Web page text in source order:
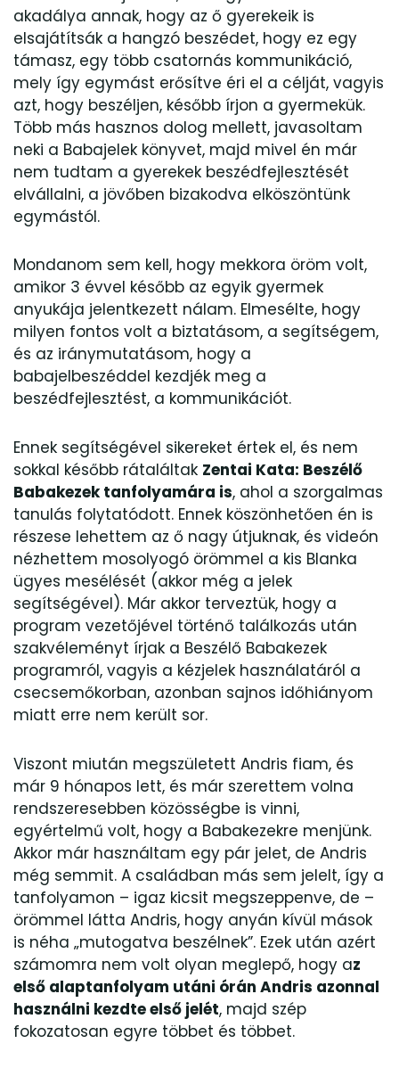
akadálya annak, hogy az ő gyerekeik is
elsajátítsák a hangzó beszédet, hogy ez egy
támasz, egy több csatornás kommunikáció,
mely így egymást erősítve éri el a célját, vagyis
azt, hogy beszéljen, később írjon a gyermekük.
Több más hasznos dolog mellett, javasoltam
neki a Babajelek könyvet, majd mivel én már
nem tudtam a gyerekek beszédfejlesztését
elvállalni, a jövőben bizakodva elköszöntünk
egymástól.
Mondanom sem kell, hogy mekkora öröm volt,
amikor 3 évvel később az egyik gyermek
anyukája jelentkezett nálam. Elmesélte, hogy
milyen fontos volt a biztatásom, a segítségem,
és az iránymutatásom, hogy a
babajelbeszéddel kezdjék meg a
beszédfejlesztést, a kommunikációt.
Ennek segítségével sikereket értek el, és nem
sokkal később rátaláltak Zentai Kata: Beszélő
Babakezek tanfolyamára is, ahol a szorgalmas
tanulás folytatódott. Ennek köszönhetően én is
részese lehettem az ő nagy útjuknak, és videón
nézhettem mosolyogó örömmel a kis Blanka
ügyes mesélését (akkor még a jelek
segítségével). Már akkor terveztük, hogy a
program vezetőjével történő találkozás után
szakvéleményt írjak a Beszélő Babakezek
programról, vagyis a kézjelek használatáról a
csecsemőkorban, azonban sajnos időhiányom
miatt erre nem került sor.
Viszont miután megszületett Andris fiam, és
már 9 hónapos lett, és már szerettem volna
rendszeresebben közösségbe is vinni,
egyértelmű volt, hogy a Babakezekre menjünk.
Akkor már használtam egy pár jelet, de Andris
még semmit. A családban más sem jelelt, így a
tanfolyamon – igaz kicsit megszeppenve, de –
örömmel látta Andris, hogy anyán kívül mások
is néha „mutogatva beszélnek”. Ezek után azért
számomra nem volt olyan meglepő, hogy az
első alaptanfolyam utáni órán Andris azonnal
használni kezdte első jelét, majd szép
fokozatosan egyre többet és többet.